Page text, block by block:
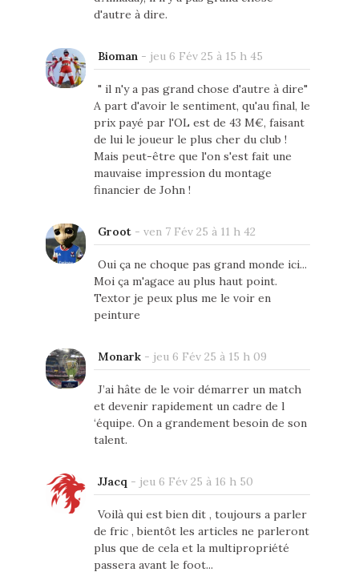
d'autre à dire.
Bioman- jeu 6 Fév 25 à 15 h 45
" il n'y a pas grand chose d'autre à dire"
A part d'avoir le sentiment, qu'au final, le
prix payé par l'OL est de 43 M€, faisant
de lui le joueur le plus cher du club !
Mais peut-être que l'on s'est fait une
mauvaise impression du montage
financier de John !
Groot- ven 7 Fév 25 à 11 h 42
Oui ça ne choque pas grand monde ici...
Moi ça m'agace au plus haut point.
Textor je peux plus me le voir en
peinture
Monark- jeu 6 Fév 25 à 15 h 09
J’ai hâte de le voir démarrer un match
et devenir rapidement un cadre de l
‘équipe. On a grandement besoin de son
talent.
JJacq - jeu 6 Fév 25 à 16 h 50
Voilà qui est bien dit , toujours a parler
de fric , bientôt les articles ne parleront
plus que de cela et la multipropriété
passera avant le foot...